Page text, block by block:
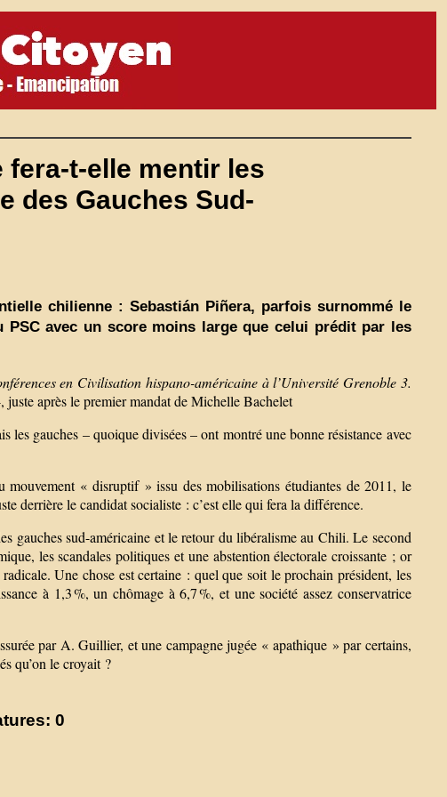
fera-t-elle mentir les
des Gauches Sud-
chilienne : Sebastián Piñera, parfois surnommé le
avec un score moins large que celui prédit par les
en Civilisation hispano-américaine à l’Université Grenoble 3.
après le premier mandat de Michelle Bachelet
gauches – quoique divisées – ont montré une bonne résistance avec
mouvement « disruptif » issu des mobilisations étudiantes de 2011, le
derrière le candidat socialiste : c’est elle qui fera la différence.
gauches sud-américaine et le retour du libéralisme au Chili. Le second
les scandales politiques et une abstention électorale croissante ; or
Une chose est certaine : quel que soit le prochain président, les
à 1,3 %, un chômage à 6,7 %, et une société assez conservatrice
par A. Guillier, et une campagne jugée « apathique » par certains,
qu’on le croyait ?
0